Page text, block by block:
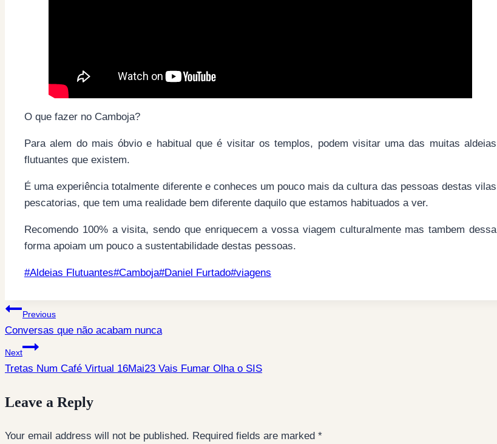
O que fazer no Camboja?
Para alem do mais óbvio e habitual que é visitar os templos, podem visitar uma das muitas aldeias
flutuantes que existem.
É uma experiência totalmente diferente e conheces um pouco mais da cultura das pessoas destas vilas
pescatorias, que tem uma realidade bem diferente daquilo que estamos habituados a ver.
Recomendo 100% a visita, sendo que enriquecem a vossa viagem culturalmente mas tambem dessa
forma apoiam um pouco a sustentabilidade destas pessoas.
Post
#Aldeias Flutuantes#Camboja#Daniel Furtado#viagens
Post
navigation
Previous
Conversas que não acabam nunca
Next
Tretas Num Café Virtual 16Mai23 Vais Fumar Olha o SIS
Leave a Reply
Your email address will not be published. Required fields are marked *